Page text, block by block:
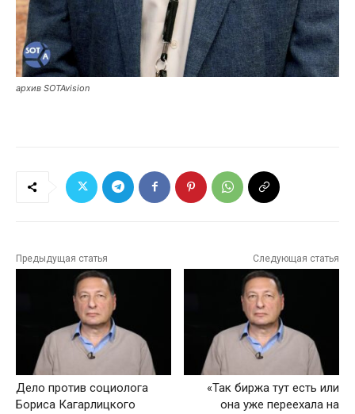
архив SOTAvision
Предыдущая статья
Дело против социолога
Бориса Кагарлицкого
Следующая статья
«Так биржа тут есть или
она уже переехала на